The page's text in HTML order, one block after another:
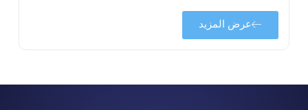
عرض المزيد